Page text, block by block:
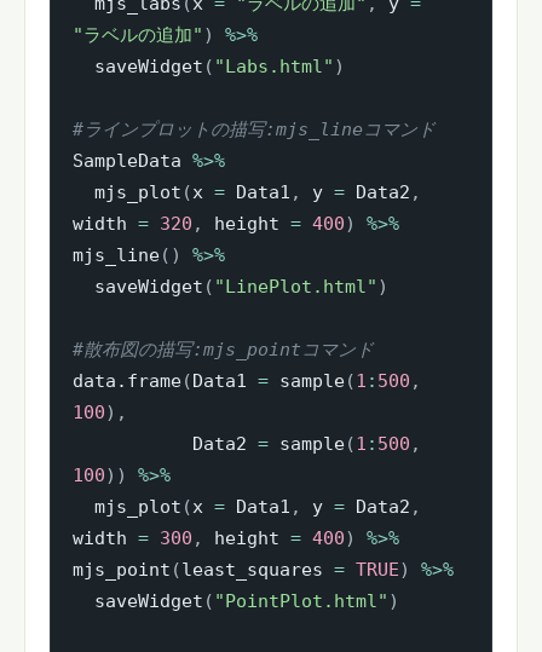
"ラベルの追加" )
%>%
  saveWidget
( "Labs.html" )
#ラインプロットの描写:mjs_lineコマンド
SampleData %>%
  mjs_plot
(x = Data1 , y = Data2 ,
width = 320 , height = 400)
%>%
mjs_line( )
%>%
  saveWidget
( "LinePlot.html" )
#散布図の描写:mjs_pointコマンド
data.frame(Data1 = sample(1 : 500 ,
100) ,
           Data2
= sample(1 : 500 ,
100) )
%>%
  mjs_plot
(x = Data1 , y = Data2 ,
width = 300 , height = 400)
%>%
mjs_point (least_squares = TRUE)
%>%
  saveWidget
( "PointPlot.html" )